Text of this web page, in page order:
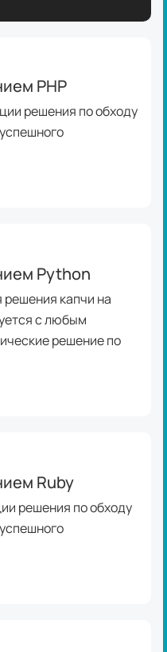
PHP
решения по обходу
Python
капчи на
с любым
решение по
Ruby
решения по обходу